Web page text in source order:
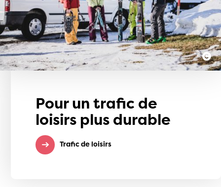
Pour un trafic de
loisirs plus durable
Trafic de loisirs